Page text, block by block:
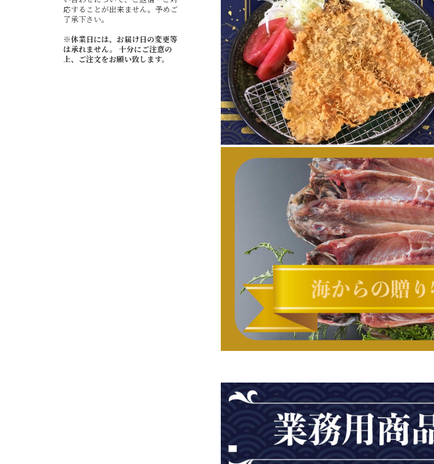
応することが出来ません。予めご
了承下さい。
※休業日には、お届け日の変更等
は承れません。 十分にご注意の
上、ご注文をお願い致します。